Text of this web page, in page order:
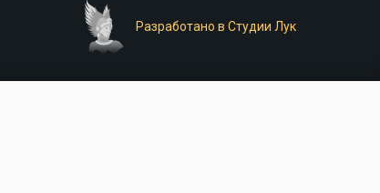
Разработано в Студии Лук